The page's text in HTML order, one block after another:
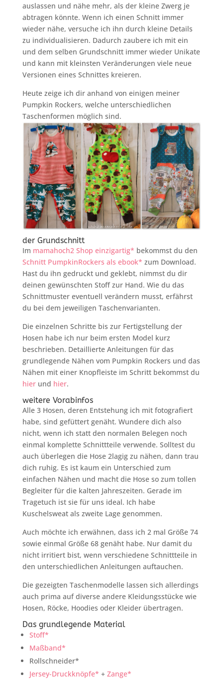
auslassen und nähe mehr, als der kleine Zwerg je
abtragen könnte. Wenn ich einen Schnitt immer
wieder nähe, versuche ich ihn durch kleine Details
zu individualisieren. Dadurch zaubere ich mit ein
und dem selben Grundschnitt immer wieder Unikate
und kann mit kleinsten Veränderungen viele neue
Versionen eines Schnittes kreieren.
Heute zeige ich dir anhand von einigen meiner
Pumpkin Rockers, welche unterschiedlichen
Taschenformen möglich sind.
der Grundschnitt
Im mamahoch2 Shop einzigartig* bekommst du den
Schnitt PumpkinRockers als ebook* zum Download.
Hast du ihn gedruckt und geklebt, nimmst du dir
deinen gewünschten Stoff zur Hand. Wie du das
Schnittmuster eventuell verändern musst, erfährst
du bei dem jeweiligen Taschenvarianten.
Die einzelnen Schritte bis zur Fertigstellung der
Hosen habe ich nur beim ersten Model kurz
beschrieben. Detaillierte Anleitungen für das
grundlegende Nähen vom Pumpkin Rockers und das
Nähen mit einer Knopfleiste im Schritt bekommst du
hierund hier.
weitere Vorabinfos
Alle 3 Hosen, deren Entstehung ich mit fotografiert
habe, sind gefüttert genäht. Wundere dich also
nicht, wenn ich statt den normalen Belegen noch
einmal komplette Schnittteile verwende. Solltest du
auch überlegen die Hose 2lagig zu nähen, dann trau
dich ruhig. Es ist kaum ein Unterschied zum
einfachen Nähen und macht die Hose so zum tollen
Begleiter für die kalten Jahreszeiten. Gerade im
Tragetuch ist sie für uns ideal. Ich habe
Kuschelsweat als zweite Lage genommen.
Auch möchte ich erwähnen, dass ich 2 mal Größe 74
sowie einmal Größe 68 genäht habe. Nur damit du
nicht irritiert bist, wenn verschiedene Schnittteile in
den unterschiedlichen Anleitungen auftauchen.
Die gezeigten Taschenmodelle lassen sich allerdings
auch prima auf diverse andere Kleidungsstücke wie
Hosen, Röcke, Hoodies oder Kleider übertragen.
Das grundlegende Material
Stoff*
Maßband*
Rollschneider*
Jersey-Druckknöpfe* + Zange*